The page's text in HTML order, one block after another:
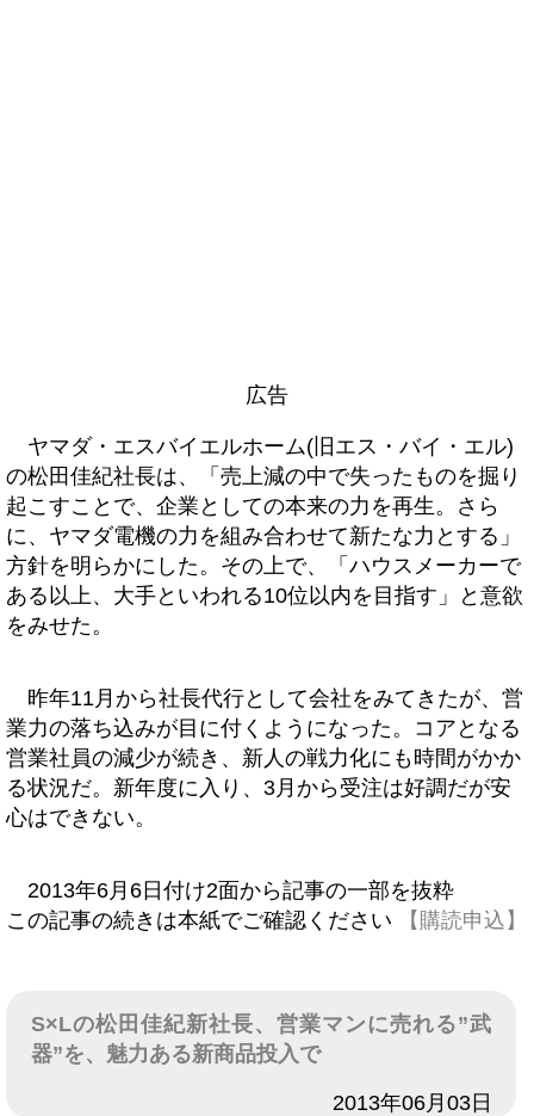
広告
ヤマダ・エスバイエルホーム(旧エス・バイ・エル)
の松田佳紀社長は、「売上減の中で失ったものを掘り
起こすことで、企業としての本来の力を再生。さら
に、ヤマダ電機の力を組み合わせて新たな力とする」
方針を明らかにした。その上で、「ハウスメーカーで
ある以上、大手といわれる10位以内を目指す」と意欲
をみせた。
昨年11月から社長代行として会社をみてきたが、営
業力の落ち込みが目に付くようになった。コアとなる
営業社員の減少が続き、新人の戦力化にも時間がかか
る状況だ。新年度に入り、3月から受注は好調だが安
心はできない。
2013年6月6日付け2面から記事の一部を抜粋
この記事の続きは本紙でご確認ください
【購読申込】
S×Lの松田佳紀新社長、営業マンに売れる”武
器”を、魅力ある新商品投入で
2013年06月03日